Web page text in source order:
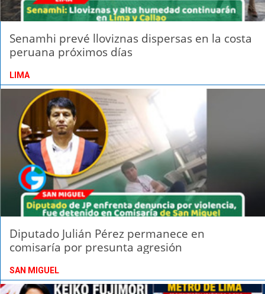
Senamhi prevé lloviznas dispersas en la costa
peruana próximos días
LIMA
Diputado Julián Pérez permanece en
comisaría por presunta agresión
SAN MIGUEL